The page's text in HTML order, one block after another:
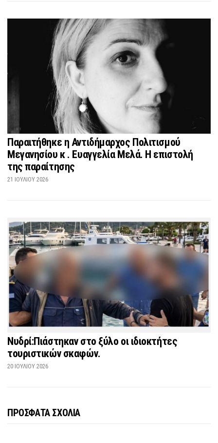
Παραιτήθηκε η Αντιδήμαρχος Πολιτισμού
Μεγανησίου κ . Ευαγγελία Μελά. Η επιστολή
της παραίτησης
21 ΙΟΥΛΊΟΥ 2026
Νυδρί:Πιάστηκαν στο ξύλο οι ιδιοκτήτες
τουριστικών σκαφών.
20 ΙΟΥΛΊΟΥ 2026
ΠΡΟΣΦΑΤΑ ΣΧΟΛΙΑ